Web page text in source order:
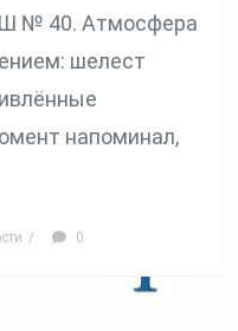
№ 40. Атмосфера
шелест
напоминал,
/ 0